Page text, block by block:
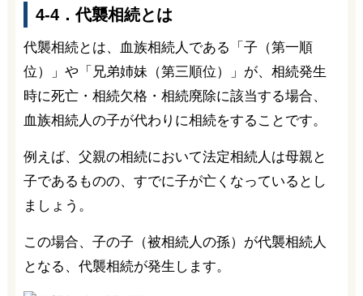
4-4．代襲相続とは
代襲相続とは、血族相続人である「子（第一順
位）」や「兄弟姉妹（第三順位）」が、相続発生
時に死亡・相続欠格・相続廃除に該当する場合、
血族相続人の子が代わりに相続をすることです。
例えば、父親の相続において法定相続人は母親と
子であるものの、すでに子が亡くなっているとし
ましょう。
この場合、子の子（被相続人の孫）が代襲相続人
となる、代襲相続が発生します。